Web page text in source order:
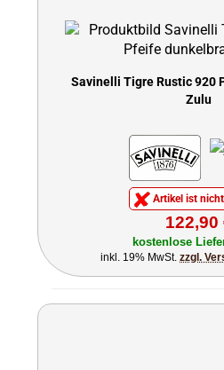
Savinelli Tigre Rustic 920
Zulu
Artikel ist nicht
122,90
kostenlose
inkl. 19% MwSt. zzgl.